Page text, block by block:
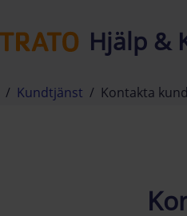
Hjälp &
Kundtjänst Kontakta